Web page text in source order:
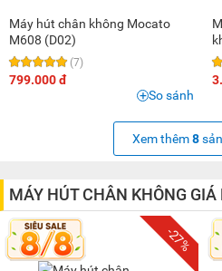
Máy hút chân không Mocato
M608 (D02)
(7)
799.000 đ
So sánh
Xem thêm8
MÁY HÚT CHÂN KHÔNG GIÁ
-27%